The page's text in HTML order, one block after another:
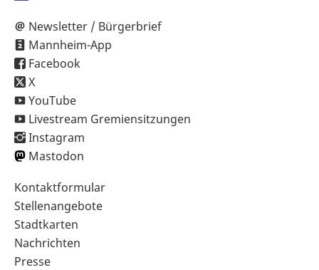
Newsletter / Bürgerbrief
Mannheim-App
Facebook
X
YouTube
Livestream Gremiensitzungen
Instagram
Mastodon
Sekundärnavigation
im
Fußbereich
Kontaktformular
Stellenangebote
Stadtkarten
Nachrichten
Presse